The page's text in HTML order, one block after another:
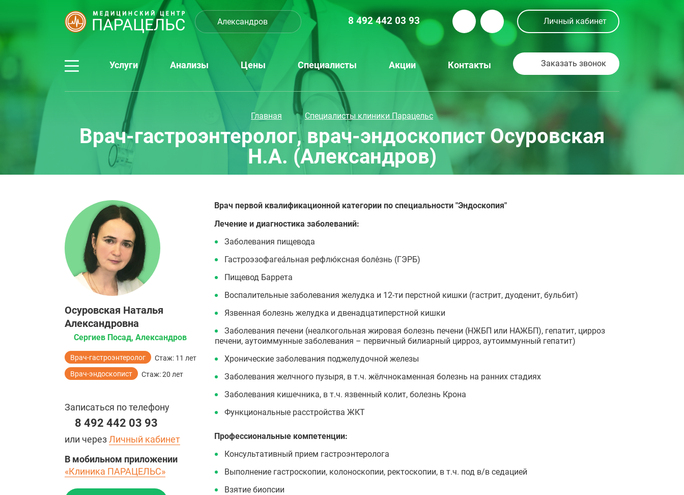
Александров 8 492 442 03 93 Личный кабинет
Услуги Анализы Цены Специалисты Акции Контакты Заказать звонок
Главная Специалисты клиники Парацельс
Врач-гастроэнтеролог, врач-эндоскопист Осуровская
Н.А. (Александров)
Осуровская Наталья
Александровна
Сергиев Посад, Александров
Врач-гастроэнтеролог
Стаж: 11 лет
Врач-эндоскопист
Стаж: 20 лет
Записаться по телефону
8 492 442 03 93
или черезЛичный кабинет
В мобильном приложении
«Клиника ПАРАЦЕЛЬС»
Врач первой квалификационной категории по специальности "Эндоскопия"
Лечение и диагностика заболеваний:
Заболевания пищевода
Гастроэзофагеа́льная рефлю́ксная боле́знь (ГЭРБ)
Пищевод Баррета
Воспалительные заболевания желудка и 12-ти перстной кишки (гастрит, дуоденит, бульбит)
Язвенная болезнь желудка и двенадцатиперстной кишки
Заболевания печени (неалкогольная жировая болезнь печени (НЖБП или НАЖБП), гепатит, цирроз
печени, аутоиммунные заболевания – первичный билиарный цирроз, аутоиммунный гепатит)
Хронические заболевания поджелудочной железы
Заболевания желчного пузыря, в т.ч. жёлчнокаменная болезнь на ранних стадиях
Заболевания кишечника, в т.ч. язвенный колит, болезнь Крона
Функциональные расстройства ЖКТ
Профессиональные компетенции:
Консультативный прием гастроэнтеролога
Выполнение гастроскопии, колоноскопии, ректоскопии, в т.ч. под в/в седацией
Взятие биопсии